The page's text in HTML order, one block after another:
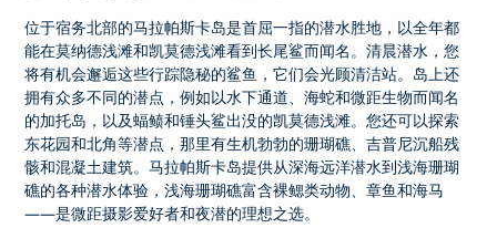
位于宿务北部的马拉帕斯卡岛是首屈一指的潜水胜地，以全年都
能在莫纳德浅滩和凯莫德浅滩看到长尾鲨而闻名。清晨潜水，您
将有机会邂逅这些行踪隐秘的鲨鱼，它们会光顾清洁站。岛上还
拥有众多不同的潜点，例如以水下通道、海蛇和微距生物而闻名
的加托岛，以及蝠鲼和锤头鲨出没的凯莫德浅滩。您还可以探索
东花园和北角等潜点，那里有生机勃勃的珊瑚礁、吉普尼沉船残
骸和混凝土建筑。马拉帕斯卡岛提供从深海远洋潜水到浅海珊瑚
礁的各种潜水体验，浅海珊瑚礁富含裸鳃类动物、章鱼和海马
——是微距摄影爱好者和夜潜的理想之选。